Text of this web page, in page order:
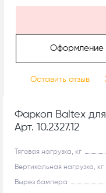
Оформление
Оставить отзыв
Фаркоп Baltex
Арт. 10.2327.12
Рекомендуем
Тяговая нагрузка, кг
Вертикальная нагрузка, кг
Вырез бампера